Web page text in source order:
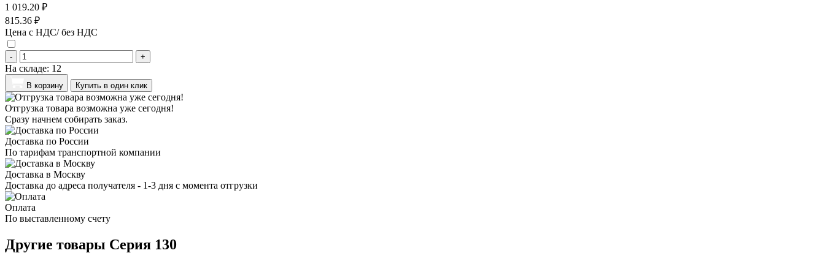
1 019.20 ₽
815.36 ₽
Цена с НДС/ без НДС
- +
На складе: 12
В корзину Купить в один клик
Отгрузка товара возможна уже сегодня!
Сразу начнем собирать заказ.
Доставка по России
По тарифам транспортной компании
Доставка в Москву
Доставка до адреса получателя - 1-3 дня с момента отгрузки
Оплата
По выставленному счету
Другие товары Серия 130